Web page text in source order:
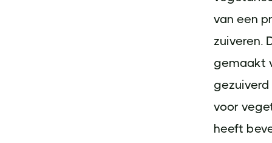
van een
zuiveren.
gemaakt
voor
heeft